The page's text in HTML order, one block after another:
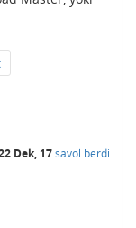
Dek, 17savol berdi